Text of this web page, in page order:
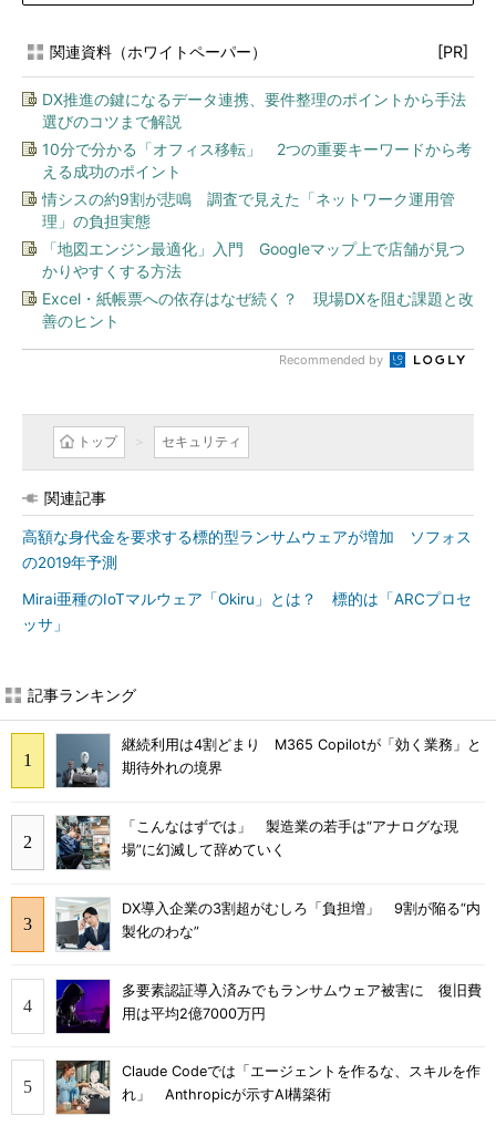
関連資料（ホワイトペーパー） [PR]
DX推進の鍵になるデータ連携、要件整理のポイントから手法
選びのコツまで解説
10分で分かる「オフィス移転」 2つの重要キーワードから考
える成功のポイント
情シスの約9割が悲鳴 調査で見えた「ネットワーク運用管
理」の負担実態
「地図エンジン最適化」入門 Googleマップ上で店舗が見つ
かりやすくする方法
Excel・紙帳票への依存はなぜ続く？ 現場DXを阻む課題と改
善のヒント
Recommended by
トップ セキュリティ
関連記事
高額な身代金を要求する標的型ランサムウェアが増加 ソフォス
の2019年予測
Mirai亜種のIoTマルウェア「Okiru」とは？ 標的は「ARCプロセ
ッサ」
記事ランキング
継続利用は4割どまり M365 Copilotが「効く業務」と
期待外れの境界
「こんなはずでは」 製造業の若手は“アナログな現
場”に幻滅して辞めていく
DX導入企業の3割超がむしろ「負担増」 9割が陥る“内
製化のわな”
多要素認証導入済みでもランサムウェア被害に 復旧費
用は平均2億7000万円
Claude Codeでは「エージェントを作るな、スキルを作
れ」 Anthropicが示すAI構築術